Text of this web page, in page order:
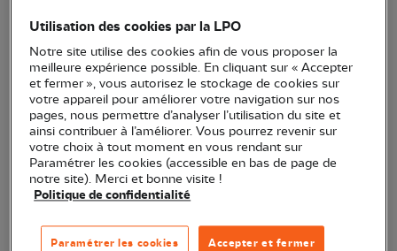
ainsi qu’un cercle oculaire pâle. Alors que les
adultes portent leur plumage nuptial de fin
septembre à fin juillet, les jeunes sont plus tardifs
et ne seront sur leur trente et un qu’à la fin du mois
d’octobre au plus tôt, voire même en décembre.
Utilisation des cookies par la LPO
Notre site utilise des cookies afin de vous proposer la
meilleure expérience possible. En cliquant sur « Accepter
et fermer », vous autorisez le stockage de cookies sur
votre appareil pour améliorer votre navigation sur nos
pages, nous permettre d’analyser l’utilisation du site et
ainsi contribuer à l’améliorer. Vous pourrez revenir sur
votre choix à tout moment en vous rendant sur
Paramétrer les cookies (accessible en bas de page de
notre site). Merci et bonne visite !
Politique de confidentialité
Accepter et fermer
Paramétrer les cookies